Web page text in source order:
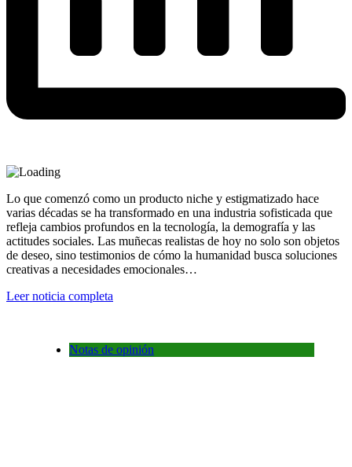
Lo que comenzó como un producto niche y estigmatizado hace
varias décadas se ha transformado en una industria sofisticada que
refleja cambios profundos en la tecnología, la demografía y las
actitudes sociales. Las muñecas realistas de hoy no solo son objetos
de deseo, sino testimonios de cómo la humanidad busca soluciones
creativas a necesidades emocionales…
Leer noticia completa
Notas de opinión